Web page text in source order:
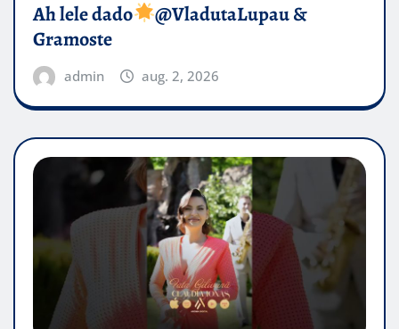
Ah lele dado​
@VladutaLupau &
Gramoste
admin aug. 2, 2026